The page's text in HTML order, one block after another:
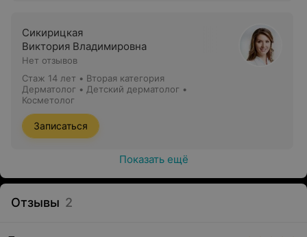
Сикирицкая
Виктория Владимировна
Нет отзывов
Стаж 14 лет • Вторая категория
Дерматолог • Детский дерматолог •
Косметолог
Записаться
Показать ещё
Отзывы 2